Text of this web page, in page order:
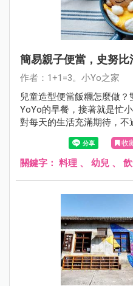
簡易親子便當，史努比
作者：1+1=3。小Yo之家
兒童造型便當飯糰怎麼做
YoYo的早餐，接著就是忙
對每天的生活充滿期待，不
那就來個「一起睡」早餐
收
關鍵字： 料理 、 幼兒 、